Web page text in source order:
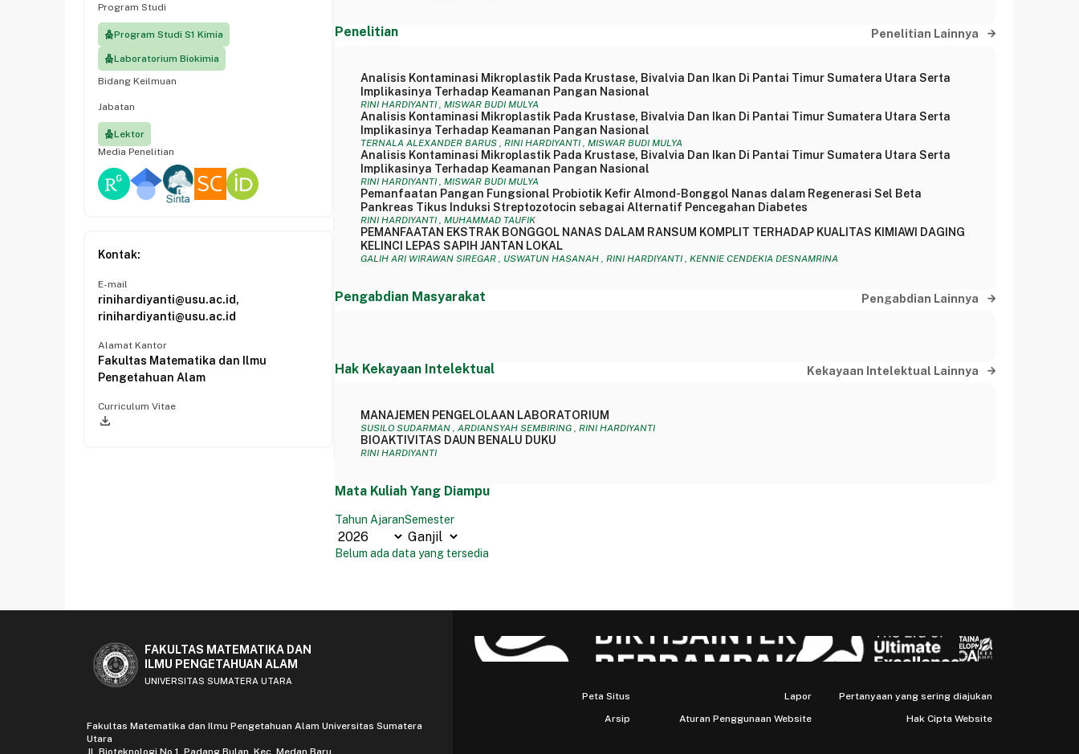
Program Studi
Program Studi S1 Kimia
Laboratorium Biokimia
Bidang Keilmuan
Jabatan
Lektor
Media Penelitian
Kontak:
E-mail
rinihardiyanti@usu.ac.id,
rinihardiyanti@usu.ac.id
Alamat Kantor
Fakultas Matematika dan Ilmu
Pengetahuan Alam
Curriculum Vitae
file_download
Penelitian Penelitian Lainnya
Analisis Kontaminasi Mikroplastik Pada Krustase, Bivalvia Dan Ikan Di Pantai Timur Sumatera Utara Serta
Implikasinya Terhadap Keamanan Pangan Nasional
RINI HARDIYANTI , MISWAR BUDI MULYA
Analisis Kontaminasi Mikroplastik Pada Krustase, Bivalvia Dan Ikan Di Pantai Timur Sumatera Utara Serta
Implikasinya Terhadap Keamanan Pangan Nasional
TERNALA ALEXANDER BARUS , RINI HARDIYANTI , MISWAR BUDI MULYA
Analisis Kontaminasi Mikroplastik Pada Krustase, Bivalvia Dan Ikan Di Pantai Timur Sumatera Utara Serta
Implikasinya Terhadap Keamanan Pangan Nasional
RINI HARDIYANTI , MISWAR BUDI MULYA
Pemanfaatan Pangan Fungsional Probiotik Kefir Almond-Bonggol Nanas dalam Regenerasi Sel Beta
Pankreas Tikus Induksi Streptozotocin sebagai Alternatif Pencegahan Diabetes
RINI HARDIYANTI , MUHAMMAD TAUFIK
PEMANFAATAN EKSTRAK BONGGOL NANAS DALAM RANSUM KOMPLIT TERHADAP KUALITAS KIMIAWI DAGING
KELINCI LEPAS SAPIH JANTAN LOKAL
GALIH ARI WIRAWAN SIREGAR , USWATUN HASANAH , RINI HARDIYANTI , KENNIE CENDEKIA DESNAMRINA
Pengabdian Masyarakat Pengabdian Lainnya
Hak Kekayaan Intelektual Kekayaan Intelektual Lainnya
MANAJEMEN PENGELOLAAN LABORATORIUM
SUSILO SUDARMAN , ARDIANSYAH SEMBIRING , RINI HARDIYANTI
BIOAKTIVITAS DAUN BENALU DUKU
RINI HARDIYANTI
Mata Kuliah Yang Diampu
Tahun AjaranSemester
Belum ada data yang tersedia
FAKULTAS MATEMATIKA DAN
ILMU PENGETAHUAN ALAM
UNIVERSITAS SUMATERA UTARA
Fakultas Matematika dan Ilmu Pengetahuan Alam Universitas Sumatera
Utara
Jl. Bioteknologi No.1, Padang Bulan, Kec. Medan Baru
Peta Situs Lapor
Pertanyaan yang sering diajukan
Arsip
Aturan Penggunaan Website Hak Cipta Website